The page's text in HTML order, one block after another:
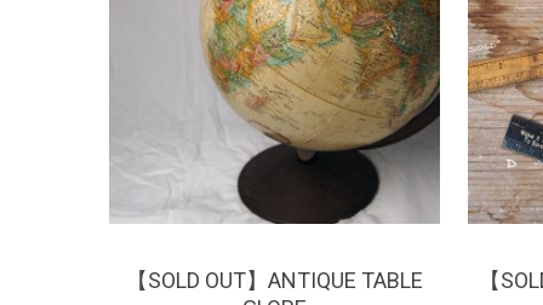
¥0
【SOLD OUT】ANTIQUE TABLE
【